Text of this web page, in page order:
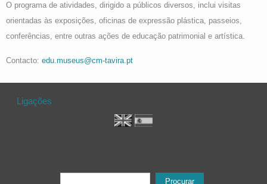
O programa de atividades, dirigido a públicos diversos, inclui visitas
orientadas às exposições, oficinas de expressão plástica, passeios,
conferências, entre outras ações de educação patrimonial e artística.
Contacto: edu.museus@cm-tavira.pt
Ligações
Formulário de procura